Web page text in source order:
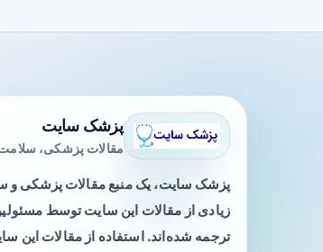
پزشک سایت
مقالات پزشکی،
پزشک سایت، یک منبع مقالات پزشکی
زیادی از مقالات این سایت توسط
ترجمه شده‌اند. استفاده از مقالات این